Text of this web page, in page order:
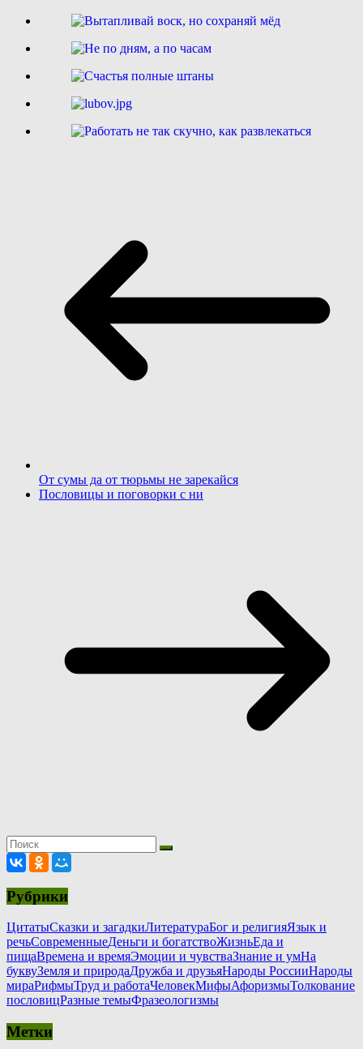
От сумы да от тюрьмы не зарекайся
Пословицы и поговорки с ни
Рубрики
ЦитатыСказки и загадкиЛитератураБог и религияЯзык и
речьСовременныеДеньги и богатствоЖизньЕда и
пищаВремена и времяЭмоции и чувстваЗнание и умНа
буквуЗемля и природаДружба и друзьяНароды РоссииНароды
мираРифмыТруд и работаЧеловекМифыАфоризмыТолкование
пословицРазные темыФразеологизмы
Метки